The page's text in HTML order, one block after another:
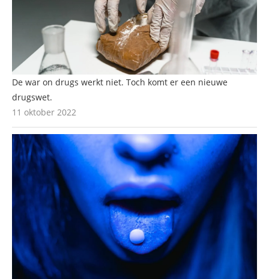
De war on drugs werkt niet. Toch komt er een nieuwe
drugswet.
11 oktober 2022